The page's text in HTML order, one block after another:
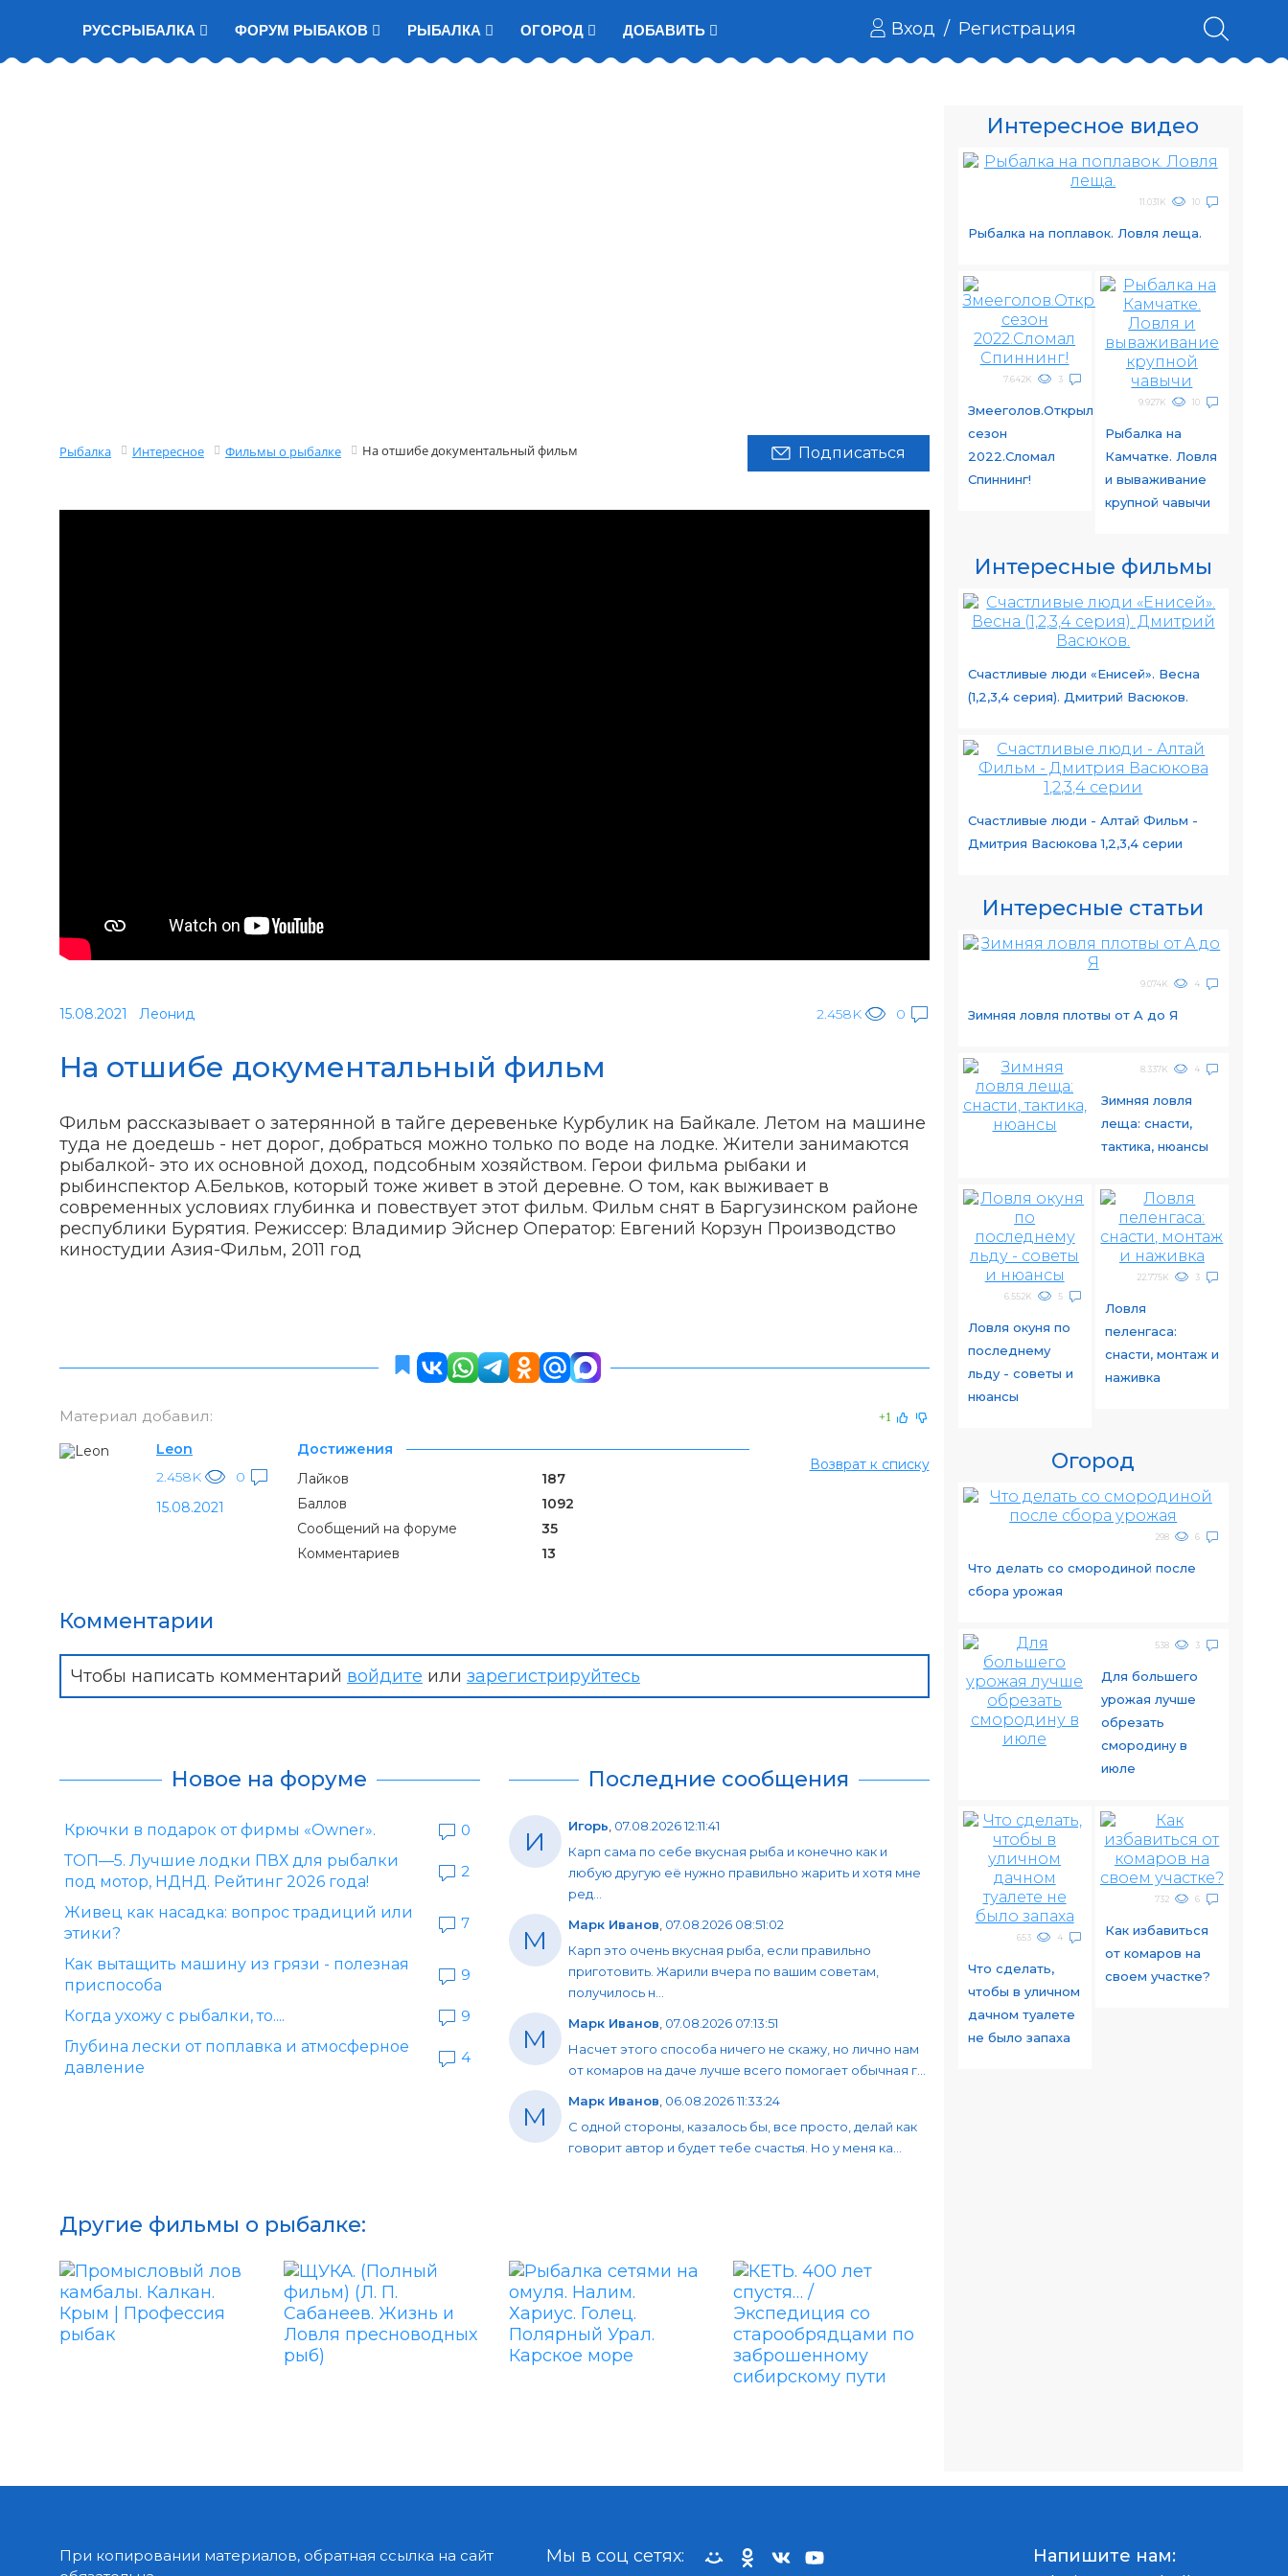
РУССРЫБАЛКА ФОРУМ РЫБАКОВ РЫБАЛКА ОГОРОД ДОБАВИТЬ Вход / Регистрация
Рыбалка Интересное Фильмы о рыбалке На отшибе документальный фильм Подписаться
15.08.2021 Леонид 2.458K 0
На отшибе документальный фильм
Фильм рассказывает о затерянной в тайге деревеньке Курбулик на Байкале. Летом на машине
туда не доедешь - нет дорог, добраться можно только по воде на лодке. Жители занимаются
рыбалкой- это их основной доход, подсобным хозяйством. Герои фильма рыбаки и
рыбинспектор А.Бельков, который тоже живет в этой деревне. О том, как выживает в
современных условиях глубинка и повествует этот фильм. Фильм снят в Баргузинском районе
республики Бурятия. Режиссер: Владимир Эйснер Оператор: Евгений Корзун Производство
киностудии Азия-Фильм, 2011 год
Материал добавил: +1
Leon
2.458K
0
15.08.2021
Достижения
Лайков
187
Баллов
1092
Сообщений на форуме
35
Комментариев
13
Возврат к списку
Комментарии
Чтобы написать комментарий войдите или зарегистрируйтесь
Новое на форуме
Крючки в подарок от фирмы «Owner».
0
ТОП—5. Лучшие лодки ПВХ для рыбалки
под мотор, НДНД. Рейтинг 2026 года!
2
Живец как насадка: вопрос традиций или
этики?
7
Как вытащить машину из грязи - полезная
приспособа
9
Когда ухожу с рыбалки, то....
9
Глубина лески от поплавка и атмосферное
давление
4
Последние сообщения
И Игорь, 07.08.2026 12:11:41
Карп сама по себе вкусная рыба и конечно как и
любую другую её нужно правильно жарить и хотя мне
ред...
М Марк Иванов, 07.08.2026 08:51:02
Карп это очень вкусная рыба, если правильно
приготовить. Жарили вчера по вашим советам,
получилось н...
М Марк Иванов, 07.08.2026 07:13:51
Насчет этого способа ничего не скажу, но лично нам
от комаров на даче лучше всего помогает обычная г...
М Марк Иванов, 06.08.2026 11:33:24
С одной стороны, казалось бы, все просто, делай как
говорит автор и будет тебе счастья. Но у меня ка...
Другие фильмы о рыбалке:
Интересное видео
11.031K 10
Рыбалка на поплавок. Ловля леща.
7.642K 3
Змееголов.Открыл
сезон
2022.Сломал
Спиннинг!
9.927K 10
Рыбалка на
Камчатке. Ловля
и вываживание
крупной чавычи
Интересные фильмы
Счастливые люди «Енисей». Весна
(1,2,3,4 серия). Дмитрий Васюков.
Счастливые люди - Алтай Фильм -
Дмитрия Васюкова 1,2,3,4 серии
Интересные статьи
9.074K 4
Зимняя ловля плотвы от A до Я
8.337K 4
Зимняя ловля
леща: снасти,
тактика, нюансы
6.552K 5
Ловля окуня по
последнему
льду - советы и
нюансы
22.775K 3
Ловля
пеленгаса:
снасти, монтаж и
наживка
Огород
298 6
Что делать со смородиной после
сбора урожая
538 3
Для большего
урожая лучше
обрезать
смородину в
июле
653 4
Что сделать,
чтобы в уличном
дачном туалете
не было запаха
732 6
Как избавиться
от комаров на
своем участке?
При копировании материалов, обратная ссылка на сайт
Мы в соц сетях:
Напишите нам: